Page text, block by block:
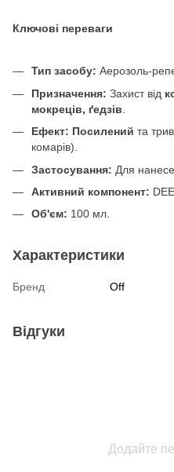
Ключові переваги
Тип засобу: Аерозоль-
Призначення: Захист від
мокреців, ґедзів
Ефект: Посилений та
комарів).
Застосування: Для
Активний компонент:
Об'єм: 100 мл.
Характеристики
Бренд Off
Відгуки
Додайте